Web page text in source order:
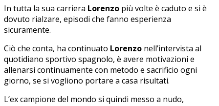
In tutta la sua carriera Lorenzo più volte è caduto e si è
dovuto rialzare, episodi che fanno esperienza
sicuramente.
Ciò che conta, ha continuato Lorenzo nell’intervista al
quotidiano sportivo spagnolo, è avere motivazioni e
allenarsi continuamente con metodo e sacrificio ogni
giorno, se si vogliono portare a casa risultati.
L’ex campione del mondo si quindi messo a nudo,